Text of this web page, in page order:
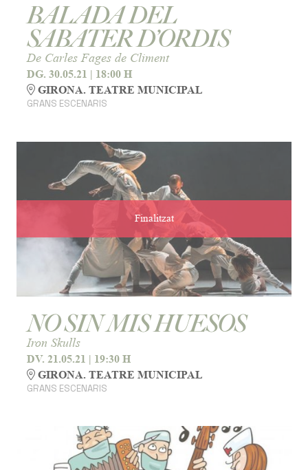
BALADA DEL
SABATER D’ORDIS
De Carles Fages de Climent
DG. 30.05.21 | 18:00 H
GIRONA. TEATRE MUNICIPAL
GRANS ESCENARIS
Finalitzat
NO SIN MIS HUESOS
Iron Skulls
DV. 21.05.21 | 19:30 H
GIRONA. TEATRE MUNICIPAL
GRANS ESCENARIS